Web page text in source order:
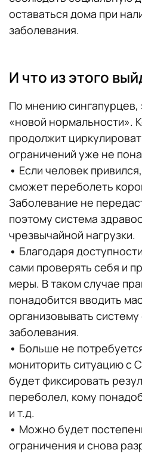
оставаться дома при
заболевания.
И что из этого
По мнению сингапурцев,
«новой нормальности».
продолжит
ограничений уже не
• Если человек
сможет переболеть
Заболевание не
поэтому система
чрезвычайной нагрузки.
• Благодаря
сами проверять себя и
меры. В таком случае
понадобится вводить
организовывать
заболевания.
• Больше не
мониторить ситуацию с
будет фиксировать
переболел, кому
и т.д.
• Можно будет
ограничения и снова